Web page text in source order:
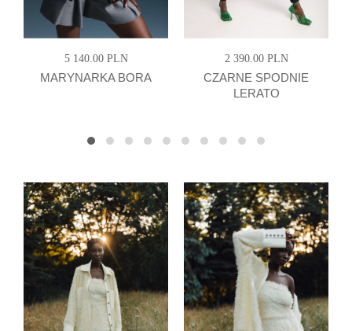
5 140.00 PLN
MARYNARKA BORA
2 390.00 PLN
CZARNE SPODNIE
LERATO